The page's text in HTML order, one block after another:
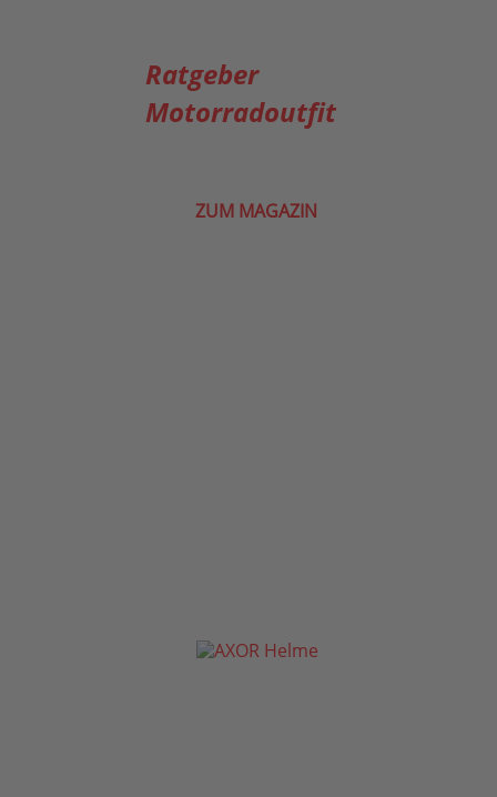
Ratgeber
Motorradoutfit
ZUM MAGAZIN